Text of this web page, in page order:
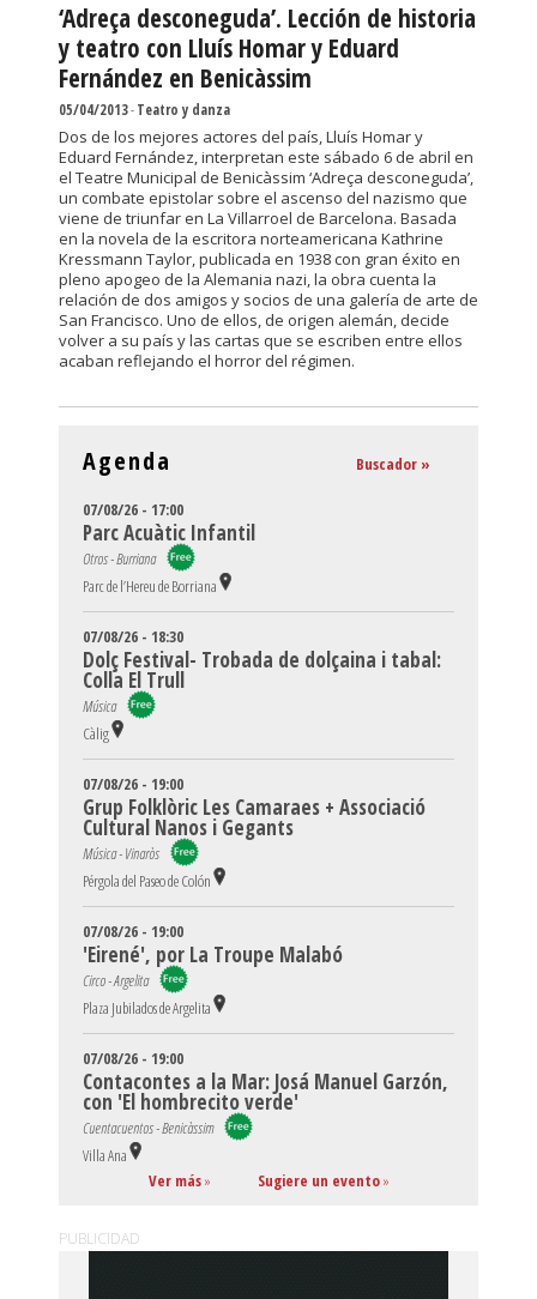
‘Adreça desconeguda’. Lección de historia
y teatro con Lluís Homar y Eduard
Fernández en Benicàssim
05/04/2013-Teatro y danza
Dos de los mejores actores del país, Lluís Homar y
Eduard Fernández, interpretan este sábado 6 de abril en
el Teatre Municipal de Benicàssim ‘Adreça desconeguda’,
un combate epistolar sobre el ascenso del nazismo que
viene de triunfar en La Villarroel de Barcelona. Basada
en la novela de la escritora norteamericana Kathrine
Kressmann Taylor, publicada en 1938 con gran éxito en
pleno apogeo de la Alemania nazi, la obra cuenta la
relación de dos amigos y socios de una galería de arte de
San Francisco. Uno de ellos, de origen alemán, decide
volver a su país y las cartas que se escriben entre ellos
acaban reflejando el horror del régimen.
Agenda Buscador »
07/08/26 - 17:00
Parc Acuàtic Infantil
Otros - Burriana
Parc de l’Hereu de Borriana
07/08/26 - 18:30
Dolç Festival- Trobada de dolçaina i tabal:
Colla El Trull
Música
Càlig
07/08/26 - 19:00
Grup Folklòric Les Camaraes + Associació
Cultural Nanos i Gegants
Música - Vinaròs
Pérgola del Paseo de Colón
07/08/26 - 19:00
'Eirené', por La Troupe Malabó
Circo - Argelita
Plaza Jubilados de Argelita
07/08/26 - 19:00
Contacontes a la Mar: Josá Manuel Garzón,
con 'El hombrecito verde'
Cuentacuentos - Benicàssim
Villa Ana
Ver más» Sugiere un evento»
PUBLICIDAD